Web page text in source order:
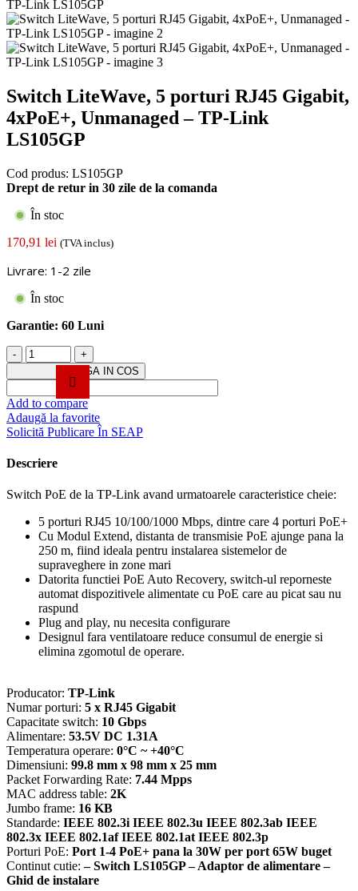
Switch LiteWave, 5 porturi RJ45 Gigabit,
4xPoE+, Unmanaged – TP-Link
LS105GP
Cod produs: LS105GP
Drept de retur in 30 zile de la comanda
În stoc
170,91 lei (TVA inclus)
Livrare: 1-2 zile
În stoc
Garantie: 60 Luni
Cantitate
Switch
LiteWave,
5
porturi
RJ45
Gigabit,
Unmanaged
TP-
LS105GP
ADAUGA IN COS
Add to compare
Adaugă la favorite
Solicită Publicare În SEAP
Descriere
Switch PoE de la TP-Link avand urmatoarele caracteristice cheie:
5 porturi RJ45 10/100/1000 Mbps, dintre care 4 porturi PoE+
Cu Modul Extend, distanta de transmisie PoE ajunge pana la
250 m, fiind ideala pentru instalarea sistemelor de
supraveghere in zone mari
Datorita functiei PoE Auto Recovery, switch-ul reporneste
automat dispozitivele alimentate cu PoE care au picat sau nu
raspund
Plug and play, nu necesita configurare
Designul fara ventilatoare reduce consumul de energie si
elimina zgomotul de operare.
Producator: TP-Link
Numar porturi: 5 x RJ45 Gigabit
Capacitate switch: 10 Gbps
Alimentare: 53.5V DC 1.31A
Temperatura operare: 0°C ~ +40°C
Dimensiuni: 99.8 mm x 98 mm x 25 mm
Packet Forwarding Rate: 7.44 Mpps
MAC address table: 2K
Jumbo frame: 16 KB
Standarde: IEEE 802.3i IEEE 802.3u IEEE 802.3ab IEEE
802.3x IEEE 802.1af IEEE 802.1at IEEE 802.3p
Porturi PoE: Port 1-4 PoE+ pana la 30W per port 65W buget
Continut cutie:– Switch LS105GP – Adaptor de alimentare –
Ghid de instalare